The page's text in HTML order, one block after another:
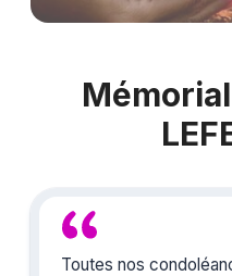
Toutes nos